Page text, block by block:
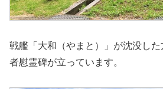
戦艦「大和（やまと）」が沈没し
者慰霊碑が立っています。